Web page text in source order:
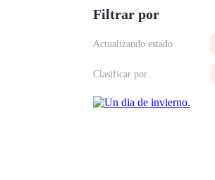
Filtrar por
Actualizando estado
Clasificar por